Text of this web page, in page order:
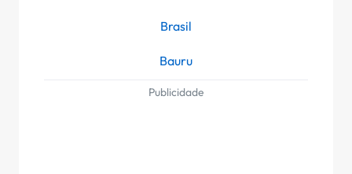
Brasil
Bauru
Publicidade